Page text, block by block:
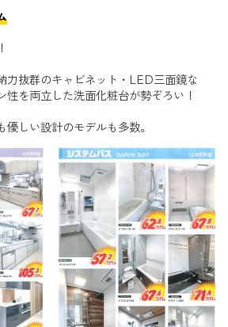
力抜群のキャビネット・LED三面鏡な
性を両立した洗面化粧台が勢ぞろい！
しい設計のモデルも多数。